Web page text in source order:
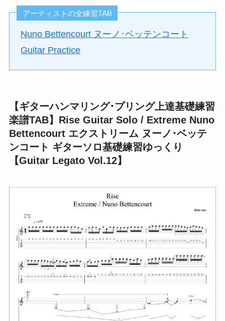
アーティストの全練習TAB
Nuno Bettencourt ヌーノ･ベッテンコート
Guitar Practice
【ギターハンマリング･プリング上達基礎練習
楽譜TAB】Rise Guitar Solo / Extreme Nuno
Bettencourt エクストリーム ヌーノ･ベッテ
ンコート ギターソロ基礎練習ゆっくり
【Guitar Legato Vol.12】